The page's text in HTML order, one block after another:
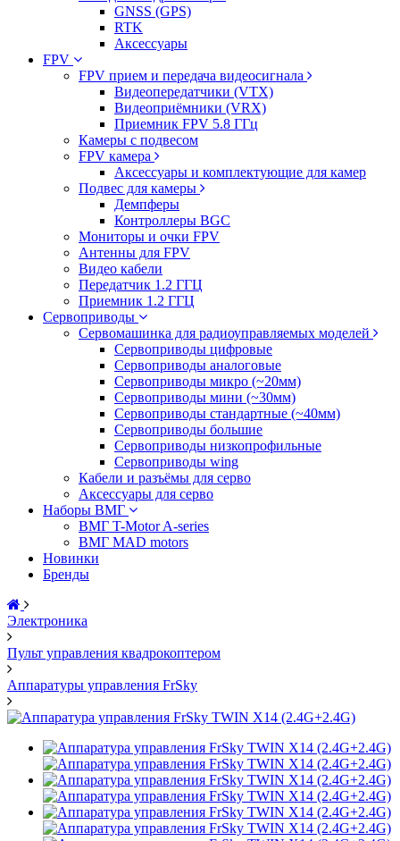
GNSS (GPS)
RTK
Аксессуары
FPV
FPV прием и передача видеосигнала
Видеопередатчики (VTX)
Видеоприёмники (VRX)
Приемник FPV 5.8 ГГц
Камеры с подвесом
FPV камера
Аксессуары и комплектующие для камер
Подвес для камеры
Демпферы
Контроллеры BGC
Мониторы и очки FPV
Антенны для FPV
Видео кабели
Передатчик 1.2 ГГЦ
Приемник 1.2 ГГЦ
Сервоприводы
Сервомашинка для радиоуправляемых моделей
Сервоприводы цифровые
Сервоприводы аналоговые
Сервоприводы микро (~20мм)
Сервоприводы мини (~30мм)
Сервоприводы стандартные (~40мм)
Сервоприводы большие
Сервоприводы низкопрофильные
Сервоприводы wing
Кабели и разъёмы для серво
Аксессуары для серво
Наборы ВМГ
ВМГ T-Motor A-series
ВМГ MAD motors
Новинки
Бренды
Электроника
Пульт управления квадрокоптером
Аппаратуры управления FrSky